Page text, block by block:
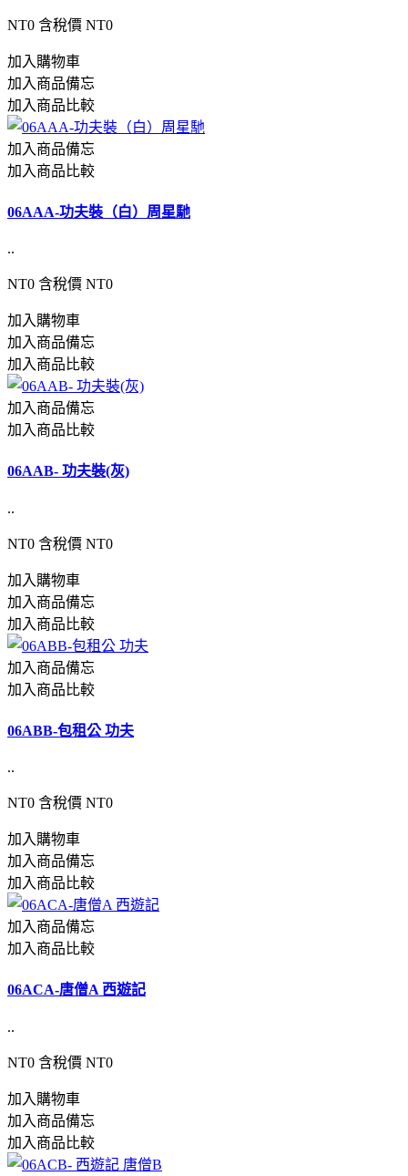
NT0 含稅價 NT0
加入購物車
加入商品備忘
加入商品比較
加入商品備忘
加入商品比較
06AAA-功夫裝（白）周星馳
..
NT0 含稅價 NT0
加入購物車
加入商品備忘
加入商品比較
加入商品備忘
加入商品比較
06AAB- 功夫裝(灰)
..
NT0 含稅價 NT0
加入購物車
加入商品備忘
加入商品比較
加入商品備忘
加入商品比較
06ABB-包租公 功夫
..
NT0 含稅價 NT0
加入購物車
加入商品備忘
加入商品比較
加入商品備忘
加入商品比較
06ACA-唐僧A 西遊記
..
NT0 含稅價 NT0
加入購物車
加入商品備忘
加入商品比較